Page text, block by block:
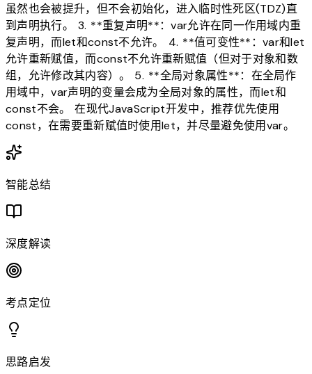
虽然也会被提升，但不会初始化，进入临时性死区(TDZ)直
到声明执行。 3. **重复声明**：var允许在同一作用域内重
复声明，而let和const不允许。 4. **值可变性**：var和let
允许重新赋值，而const不允许重新赋值（但对于对象和数
组，允许修改其内容）。 5. **全局对象属性**：在全局作
用域中，var声明的变量会成为全局对象的属性，而let和
const不会。 在现代JavaScript开发中，推荐优先使用
const，在需要重新赋值时使用let，并尽量避免使用var。
智能总结
深度解读
考点定位
思路启发